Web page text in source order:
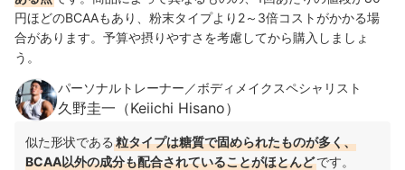
円ほどのBCAAもあり、粉末タイプより2～3倍コストがかかる場
合があります。予算や摂りやすさを考慮してから購入しましょ
う。
パーソナルトレーナー／ボディメイクスペシャリスト
久野圭一（Keiichi Hisano）
似た形状である 粒タイプは糖質で固められたものが多く、
BCAA以外の成分も配合されていることがほとんどです。